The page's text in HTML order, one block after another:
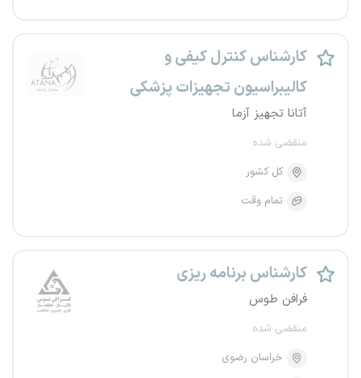
کارشناس کنترل کیفی و
کالیبراسیون تجهیزات پزشکی
آتانا تجهیز آزما
منقضی شده
کل کشور
تمام وقت
کارشناس برنامه ریزی
فرافن طوس
منقضی شده
خراسان رضوی